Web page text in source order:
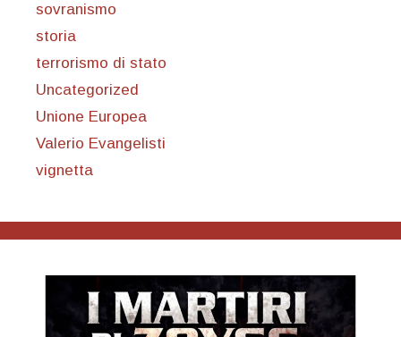
sovranismo
storia
terrorismo di stato
Uncategorized
Unione Europea
Valerio Evangelisti
vignetta